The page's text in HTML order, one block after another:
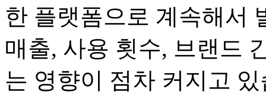
한 플랫폼으로 계속해서
매출, 사용 횟수, 브랜드
는 영향이 점차 커지고